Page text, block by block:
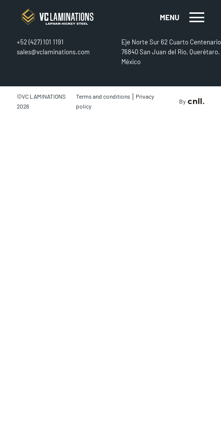
MENU
CONTACT
+52 (427) 101 1191
sales@vclaminations.com
Eje Norte Sur 62 Cuarto Centenario
76840 San Juan del Río, Querétaro.
México
©VC LAMINATIONS
2026
Terms and conditions | Privacy
policy
By